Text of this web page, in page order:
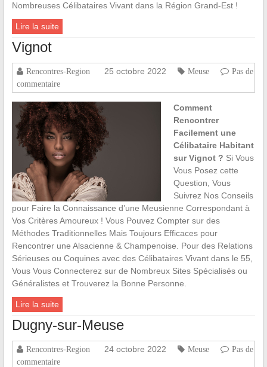
Nombreuses Célibataires Vivant dans la Région Grand-Est !
Lire la suite
Vignot
Rencontres-Region 25 octobre 2022 Meuse
Pas de
commentaire
Comment
Rencontrer
Facilement une
Célibataire Habitant
sur Vignot ? Si Vous
Vous Posez cette
Question, Vous
Suivrez Nos Conseils
pour Faire la Connaissance d’une Meusienne Correspondant à
Vos Critères Amoureux ! Vous Pouvez Compter sur des
Méthodes Traditionnelles Mais Toujours Efficaces pour
Rencontrer une Alsacienne & Champenoise. Pour des Relations
Sérieuses ou Coquines avec des Célibataires Vivant dans le 55,
Vous Vous Connecterez sur de Nombreux Sites Spécialisés ou
Généralistes et Trouverez la Bonne Personne.
Lire la suite
Dugny-sur-Meuse
Rencontres-Region 24 octobre 2022 Meuse
Pas de
commentaire